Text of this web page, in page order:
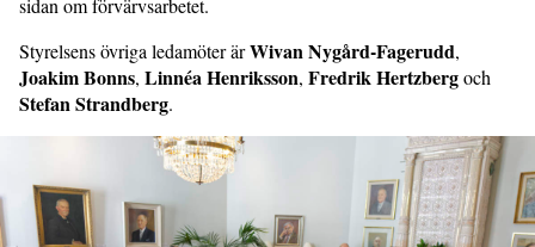
sidan om förvärvsarbetet.
Styrelsens övriga ledamöter ärWivan Nygård-Fagerudd,
Joakim Bonns, Linnéa Henriksson, Fredrik Hertzbergoch
Stefan Strandberg.